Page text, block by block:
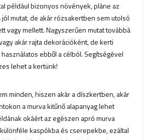
például bizonyos növények, pláne az
mutat, de akár rózsakertben sem utolsó
vagy mellett. Nagyszerűen mutat továbbá
akár rajta dekorációként, de kerti
ebből a célból. Segítségével
lehet a kertünk!
minden, hiszen akár a díszkertben, akár
a murva kitűnő alapanyag lehet
okáért az egészen apró murva
kaspókba és cserepekbe, ezáltal